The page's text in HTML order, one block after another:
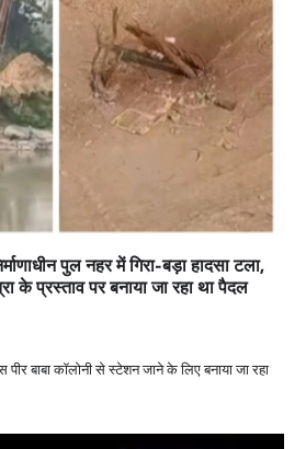
पुल नहर में गिरा-बड़ा हादसा टला,
के प्रस्ताव पर बनाया जा रहा था पैदल
बाबा कॉलोनी से स्टेशन जाने के लिए बनाया जा रहा